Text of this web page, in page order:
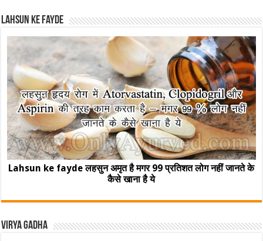
Lahsun ke fayde
Lahsun ke fayde लहसुन अमृत है मगर 99 प्रतिशत लोग नहीं जानते के
कैसे खाना है ये
Virya Gadha